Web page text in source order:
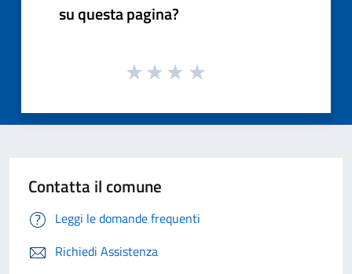
su questa pagina?
Contatta il comune
Leggi le domande frequenti
Richiedi Assistenza